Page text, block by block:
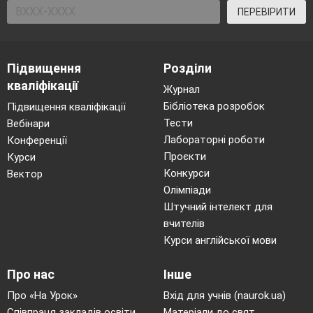
ПЕРЕВІРИТИ
Підвищення
кваліфікації
Підвищення кваліфікації
Вебінари
Конференції
Курси
Вектор
Розділи
Журнал
Бібліотека розробок
Тести
Лабораторні роботи
Проєкти
Конкурси
Олімпіади
Штучний інтелект для
вчителів
Курси англійської мови
Про нас
Про «На Урок»
Інше
Вхід для учнів (naurok.ua)